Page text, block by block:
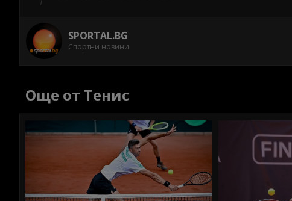
SPORTAL.BG
Спортни новини
Още от Тенис